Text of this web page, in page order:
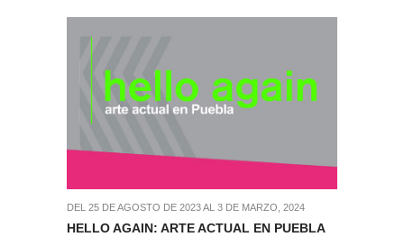
DEL 25 DE AGOSTO DE 2023 AL 3 DE MARZO, 2024
HELLO AGAIN: ARTE ACTUAL EN PUEBLA